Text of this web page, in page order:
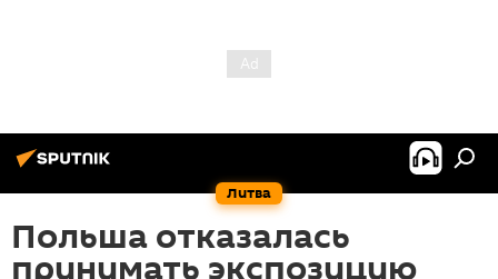
Литва
Польша отказалась